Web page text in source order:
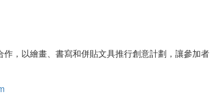
，以繪畫、書寫和併貼文具推行創意計劃，讓參加者